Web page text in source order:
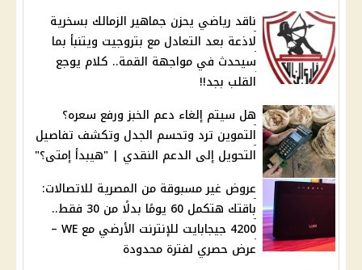
ناقد رياضي يحزن جماهير الزمالك بسخرية
لاذعة بعد التعادل مع بتروجيت ويتنبأ بما
سيحدث في مواجهة القمة.. كلام يوجع
القلب بجد!!
هل سيتم إلغاء دعم الخبز ورفع سعره؟
التموين ترد وتحسم الجدل وتكشف تفاصيل
التحويل إلى الدعم النقدي | "هيبدأ إمتى؟"
عروض غير مسبوقة من المصرية للاتصالات:
باقتك هتكمل 60 يومًا بدلًا من 30 فقط..
4200 جيجابايت للإنترنت الأرضي مع WE –
عرض حصري لفترة محدودة